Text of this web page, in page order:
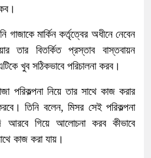
গাজাকে মার্কিন কর্তৃত্বের অধীনে নেবেন
তার বিতর্কিত প্রস্তাব বাস্তবায়ন
খুব সঠিকভাবে পরিচালনা করব।
পরিকল্পনা নিয়ে তার সাথে কাজ করার
তিনি বলেন, মিসর সেই পরিকল্পনা
গিয়ে আলোচনা করব কীভাবে
কাজ করা যায়।